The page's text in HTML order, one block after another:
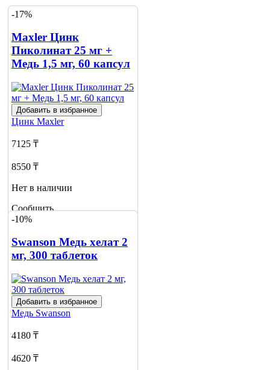
-17%
Maxler Цинк
Пиколинат 25 мг +
Медь 1,5 мг, 60 капсул
Добавить в избранное
Цинк Maxler
7125 ₸
8550 ₸
Нет в наличии
Сообщить
о наличии
-10%
Swanson Медь хелат 2
мг, 300 таблеток
Добавить в избранное
Медь Swanson
4180 ₸
4620 ₸